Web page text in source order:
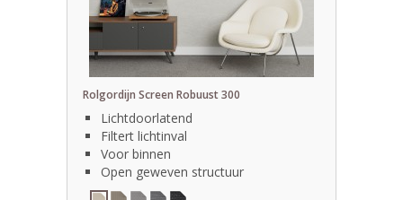
Rolgordijn Screen Robuust 300
Lichtdoorlatend
Filtert lichtinval
Voor binnen
Open geweven structuur